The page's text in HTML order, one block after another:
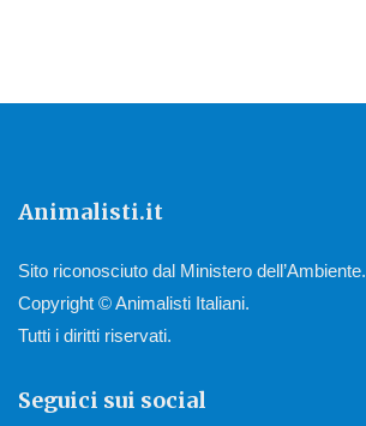
Animalisti.it
Sito riconosciuto dal Ministero dell’Ambiente.
Copyright © Animalisti Italiani.
Tutti i diritti riservati.
Seguici sui social